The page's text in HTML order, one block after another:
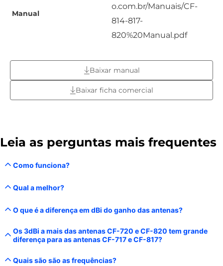
Manual
o.com.br/Manuais/CF-
814-817-
820%20Manual.pdf
Baixar manual
Baixar ficha comercial
Leia as perguntas mais frequentes
Como funciona?
Qual a melhor?
O que é a diferença em dBi do ganho das antenas?
Os 3dBi a mais das antenas CF-720 e CF-820 tem grande
diferença para as antenas CF-717 e CF-817?
Quais são são as frequências?